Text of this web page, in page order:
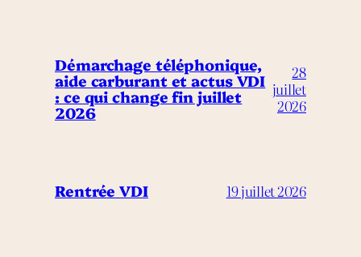
Démarchage téléphonique,
aide carburant et actus VDI
: ce qui change fin juillet
2026
28
juillet
2026
Rentrée VDI 19 juillet 2026